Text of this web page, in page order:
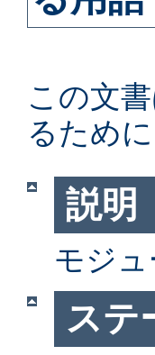
この文
るため
説明
モジ
ステ